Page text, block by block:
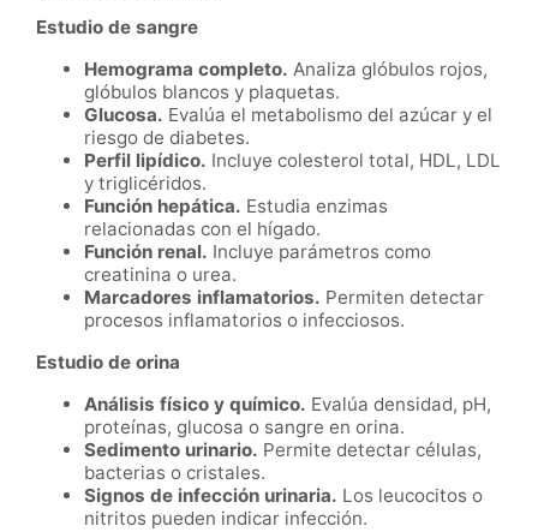
Estudio de sangre
Hemograma completo. Analiza glóbulos rojos,
glóbulos blancos y plaquetas.
Glucosa. Evalúa el metabolismo del azúcar y el
riesgo de diabetes.
Perfil lipídico. Incluye colesterol total, HDL, LDL
y triglicéridos.
Función hepática. Estudia enzimas
relacionadas con el hígado.
Función renal. Incluye parámetros como
creatinina o urea.
Marcadores inflamatorios. Permiten detectar
procesos inflamatorios o infecciosos.
Estudio de orina
Análisis físico y químico. Evalúa densidad, pH,
proteínas, glucosa o sangre en orina.
Sedimento urinario. Permite detectar células,
bacterias o cristales.
Signos de infección urinaria. Los leucocitos o
nitritos pueden indicar infección.